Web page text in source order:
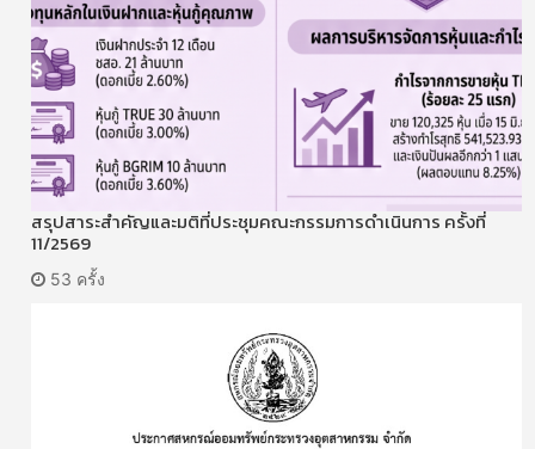
สรุปสาระสำคัญและมติที่ประชุมคณะกรรมการดำเนินการ ครั้งที่
11/2569
53 ครั้ง